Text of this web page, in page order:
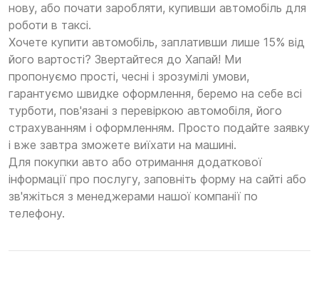
нову, або почати заробляти, купивши автомобіль для
роботи в таксі.
Хочете купити автомобіль, заплативши лише 15% від
його вартості? Звертайтеся до Хапай! Ми
пропонуємо прості, чесні і зрозумілі умови,
гарантуємо швидке оформлення, беремо на себе всі
турботи, пов'язані з перевіркою автомобіля, його
страхуванням і оформленням. Просто подайте заявку
і вже завтра зможете виїхати на машині.
Для покупки авто або отримання додаткової
інформації про послугу, заповніть форму на сайті або
зв'яжіться з менеджерами нашої компанії по
телефону.